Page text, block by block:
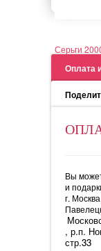
Серьги
Оплата
Вы
и
г.
, р.п.
стр.33